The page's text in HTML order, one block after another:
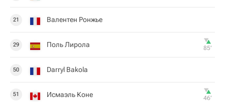
21 Валентен Ронжье
29 Поль Лирола 85‎’‎
50 Darryl Bakola
51 Исмаэль Коне 46‎’‎